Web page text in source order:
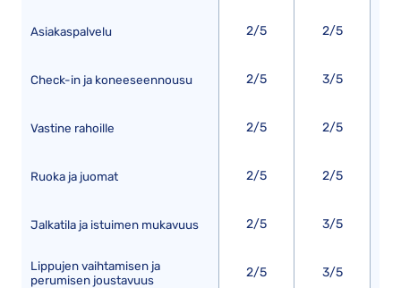
Asiakaspalvelu
Check-in ja koneeseennousu
Vastine rahoille
Ruoka ja juomat
Jalkatila ja istuimen mukavuus
Lippujen vaihtamisen ja
perumisen joustavuus
2/5
2/5
2/5
2/5
2/5
2/5
2/5
3/5
2/5
2/5
3/5
3/5